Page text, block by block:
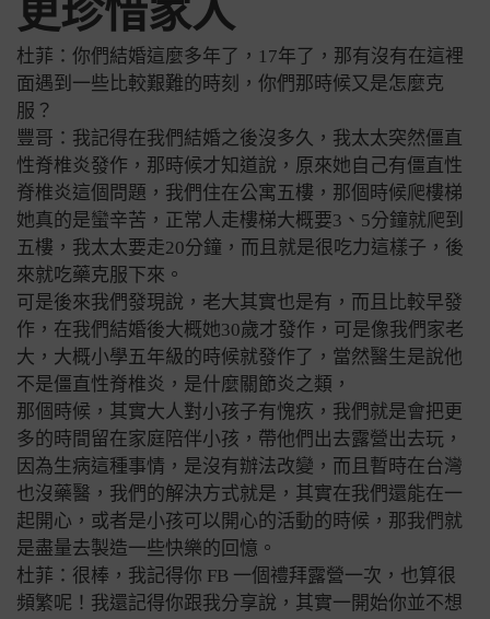
更珍惜家人
杜菲：你們結婚這麼多年了，17年了，那有沒有在這裡
面遇到一些比較艱難的時刻，你們那時候又是怎麼克
服？
豐哥：我記得在我們結婚之後沒多久，我太太突然僵直
性脊椎炎發作，那時候才知道說，原來她自己有僵直性
脊椎炎這個問題，我們住在公寓五樓，那個時候爬樓梯
她真的是蠻辛苦，正常人走樓梯大概要3、5分鐘就爬到
五樓，我太太要走20分鐘，而且就是很吃力這樣子，後
來就吃藥克服下來。
可是後來我們發現說，老大其實也是有，而且比較早發
作，在我們結婚後大概她30歲才發作，可是像我們家老
大，大概小學五年級的時候就發作了，當然醫生是說他
不是僵直性脊椎炎，是什麼關節炎之類，
那個時候，其實大人對小孩子有愧疚，我們就是會把更
多的時間留在家庭陪伴小孩，帶他們出去露營出去玩，
因為生病這種事情，是沒有辦法改變，而且暫時在台灣
也沒藥醫，我們的解決方式就是，其實在我們還能在一
起開心，或者是小孩可以開心的活動的時候，那我們就
是盡量去製造一些快樂的回憶。
杜菲：很棒，我記得你 FB 一個禮拜露營一次，也算很
頻繁呢！我還記得你跟我分享說，其實一開始你並不想